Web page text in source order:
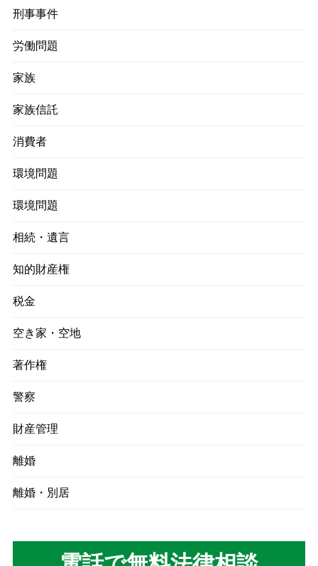
刑事事件
労働問題
家族
家族信託
消費者
環境問題
環境問題
相続・遺言
知的財産権
税金
空き家・空地
著作権
警察
財産管理
離婚
離婚・別居